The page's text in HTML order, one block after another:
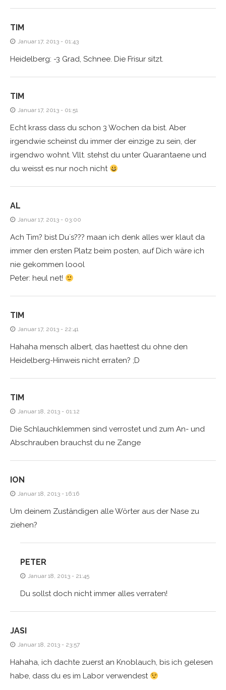
TIM
Januar 17, 2013 - 01:43
Heidelberg: -3 Grad, Schnee. Die Frisur sitzt.
TIM
Januar 17, 2013 - 01:51
Echt krass dass du schon 3 Wochen da bist. Aber
irgendwie scheinst du immer der einzige zu sein, der
irgendwo wohnt. Vllt. stehst du unter Quarantaene und
du weisst es nur noch nicht
AL
Januar 17, 2013 - 03:00
Ach Tim? bist Du´s??? maan ich denk alles wer klaut da
immer den ersten Platz beim posten, auf Dich wäre ich
nie gekommen loool
Peter: heul net!
TIM
Januar 17, 2013 - 22:41
Hahaha mensch albert, das haettest du ohne den
Heidelberg-Hinweis nicht erraten? ;D
TIM
Januar 18, 2013 - 01:12
Die Schlauchklemmen sind verrostet und zum An- und
Abschrauben brauchst du ne Zange
ION
Januar 18, 2013 - 16:16
Um deinem Zuständigen alle Wörter aus der Nase zu
ziehen?
PETER
Januar 18, 2013 - 21:45
Du sollst doch nicht immer alles verraten!
JASI
Januar 18, 2013 - 23:57
Hahaha, ich dachte zuerst an Knoblauch, bis ich gelesen
habe, dass du es im Labor verwendest